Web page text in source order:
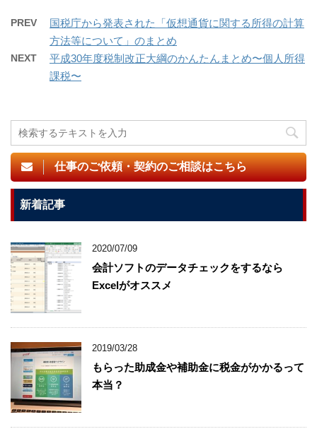
PREV
国税庁から発表された「仮想通貨に関する所得の計算
方法等について」のまとめ
NEXT
平成30年度税制改正大綱のかんたんまとめ〜個人所得
課税〜
仕事のご依頼・契約のご相談はこちら
新着記事
2020/07/09
会計ソフトのデータチェックをするなら
Excelがオススメ
2019/03/28
もらった助成金や補助金に税金がかかるって
本当？